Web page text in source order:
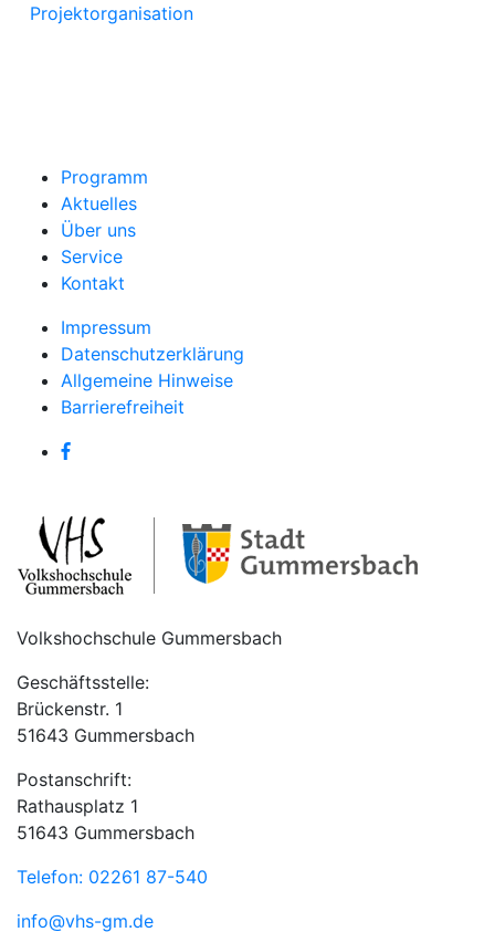
Projektorganisation
Programm
Aktuelles
Über uns
Service
Kontakt
Impressum
Datenschutzerklärung
Allgemeine Hinweise
Barrierefreiheit
Volkshochschule Gummersbach
Geschäftsstelle:
Brückenstr. 1
51643 Gummersbach
Postanschrift:
Rathausplatz 1
51643 Gummersbach
Telefon: 02261 87-540
info@vhs-gm.de